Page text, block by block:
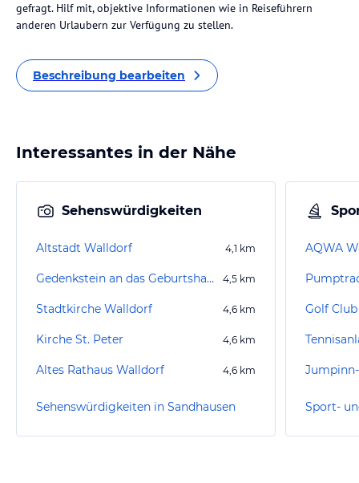
gefragt. Hilf mit, objektive Informationen wie in Reiseführern
anderen Urlaubern zur Verfügung zu stellen.
Beschreibung bearbeiten
Interessantes in der Nähe
Sehenswürdigkeiten
Altstadt Walldorf 4,1 km
Gedenkstein an das Geburtshaus von Johann Jakob Astor 4,5 km
Stadtkirche Walldorf 4,6 km
Kirche St. Peter 4,6 km
Altes Rathaus Walldorf 4,6 km
Sehenswürdigkeiten in Sandhausen
AQWA
Golf Club